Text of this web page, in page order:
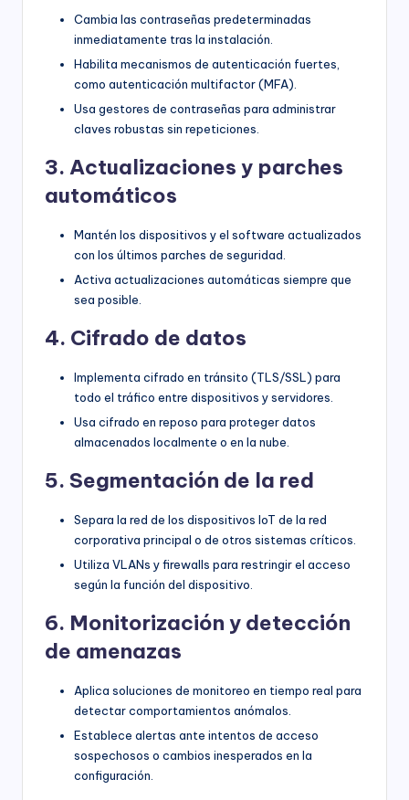
Cambia las contraseñas predeterminadas
inmediatamente tras la instalación.
Habilita mecanismos de autenticación fuertes,
como autenticación multifactor (MFA).
Usa gestores de contraseñas para administrar
claves robustas sin repeticiones.
3. Actualizaciones y parches
automáticos
Mantén los dispositivos y el software actualizados
con los últimos parches de seguridad.
Activa actualizaciones automáticas siempre que
sea posible.
4. Cifrado de datos
Implementa cifrado en tránsito (TLS/SSL) para
todo el tráfico entre dispositivos y servidores.
Usa cifrado en reposo para proteger datos
almacenados localmente o en la nube.
5. Segmentación de la red
Separa la red de los dispositivos IoT de la red
corporativa principal o de otros sistemas críticos.
Utiliza VLANs y firewalls para restringir el acceso
según la función del dispositivo.
6. Monitorización y detección
de amenazas
Aplica soluciones de monitoreo en tiempo real para
detectar comportamientos anómalos.
Establece alertas ante intentos de acceso
sospechosos o cambios inesperados en la
configuración.